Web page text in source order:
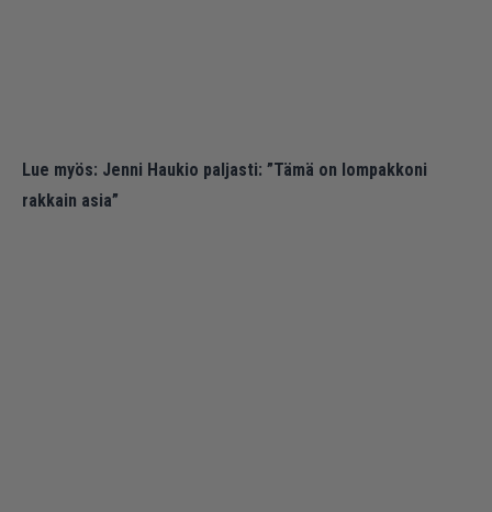
Lue myös: Jenni Haukio paljasti: ”Tämä on lompakkoni
rakkain asia”